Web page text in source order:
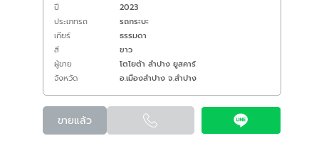
ปี
2023
ประเภทรถ
รถกระบะ
เกียร์
ธรรมดา
สี
ขาว
ผู้ขาย
โตโยต้า ลำปาง ยูสคาร์
จังหวัด
อ.เมืองลำปาง จ.ลำปาง
ขายแล้ว